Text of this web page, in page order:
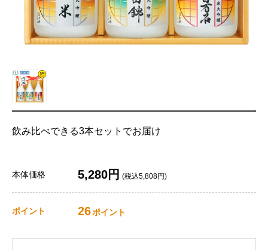
飲み比べできる3本セットでお届け
本体価格 5,280円 (税込5,808円)
ポイント 26ポイント